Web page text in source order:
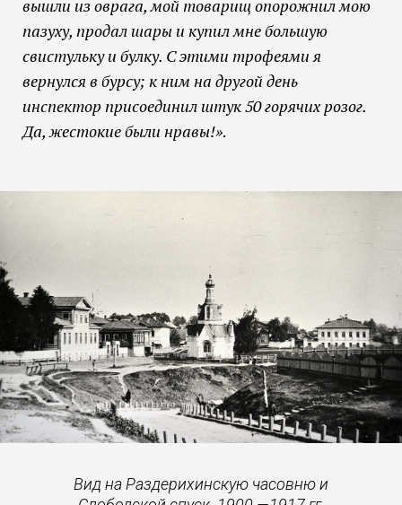
вышли из оврага, мой товарищ опорожнил мою
пазуху, продал шары и купил мне большую
свистульку и булку. С этими трофеями я
вернулся в бурсу; к ним на другой день
инспектор присоединил штук 50 горячих розог.
Да, жестокие были нравы!».
Вид на Раздерихинскую часовню и